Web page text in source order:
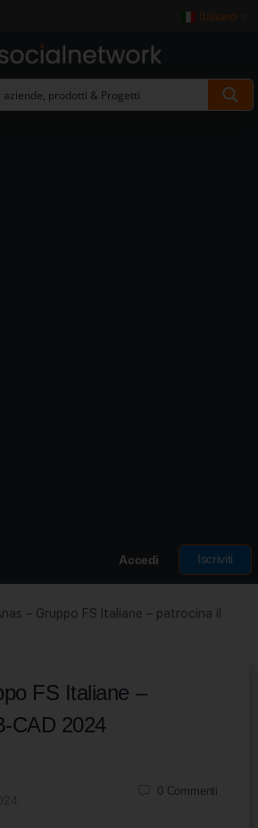
Italiano
Accedi Iscriviti
– Gruppo FS Italiane – patrocina il
FS Italiane –
CAD 2024
0 Commenti